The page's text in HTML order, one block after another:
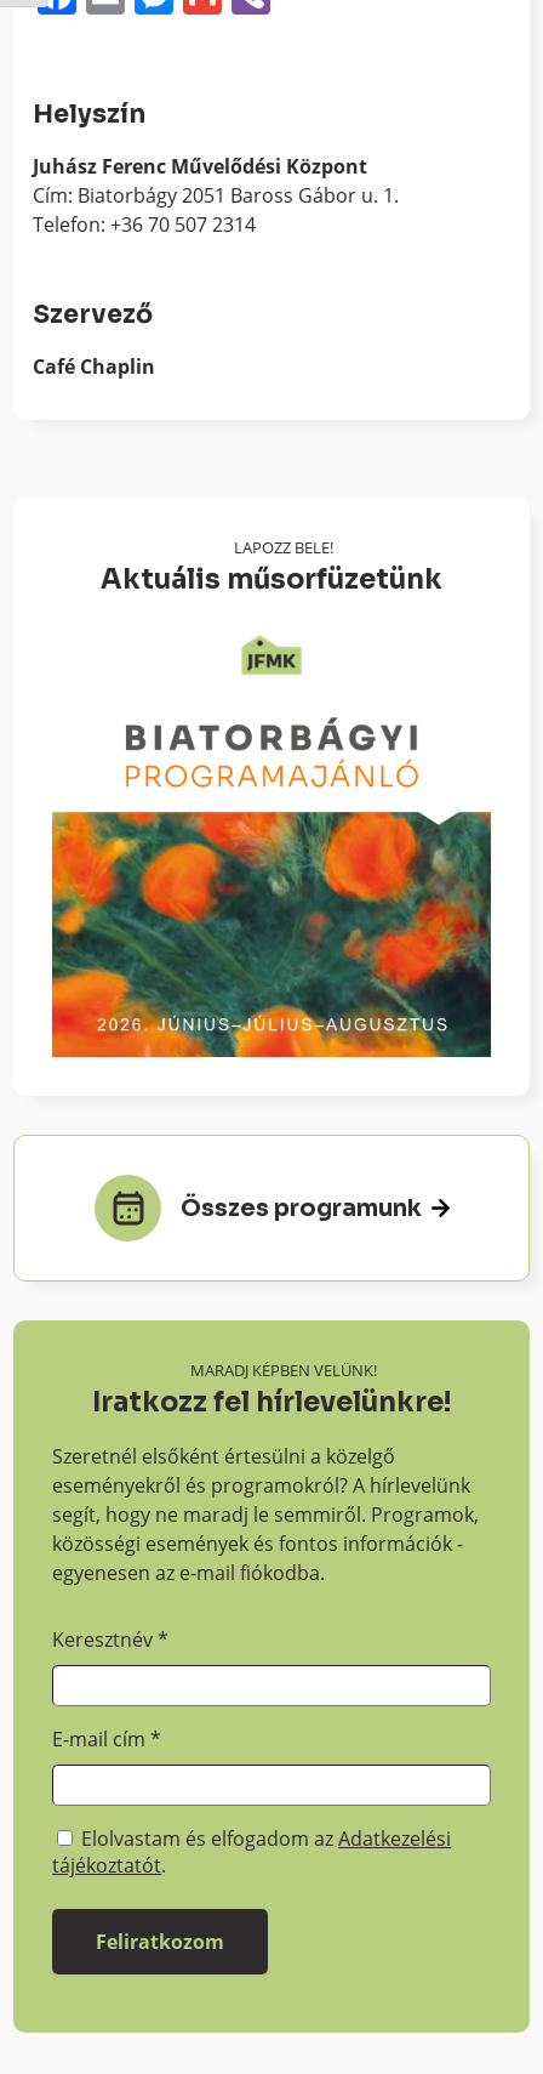
Helyszín
Juhász Ferenc Művelődési Központ
Cím: Biatorbágy 2051 Baross Gábor u. 1.
Telefon: +36 70 507 2314
Szervező
Café Chaplin
LAPOZZ BELE!
Aktuális műsorfüzetünk
Összes programunk
MARADJ KÉPBEN VELÜNK!
Iratkozz fel hírlevelünkre!
Szeretnél elsőként értesülni a közelgő
eseményekről és programokról? A hírlevelünk
segít, hogy ne maradj le semmiről. Programok,
közösségi események és fontos információk -
egyenesen az e-mail fiókodba.
Keresztnév*
E-mail cím*
Elolvastam és elfogadom azAdatkezelési
tájékoztatót.